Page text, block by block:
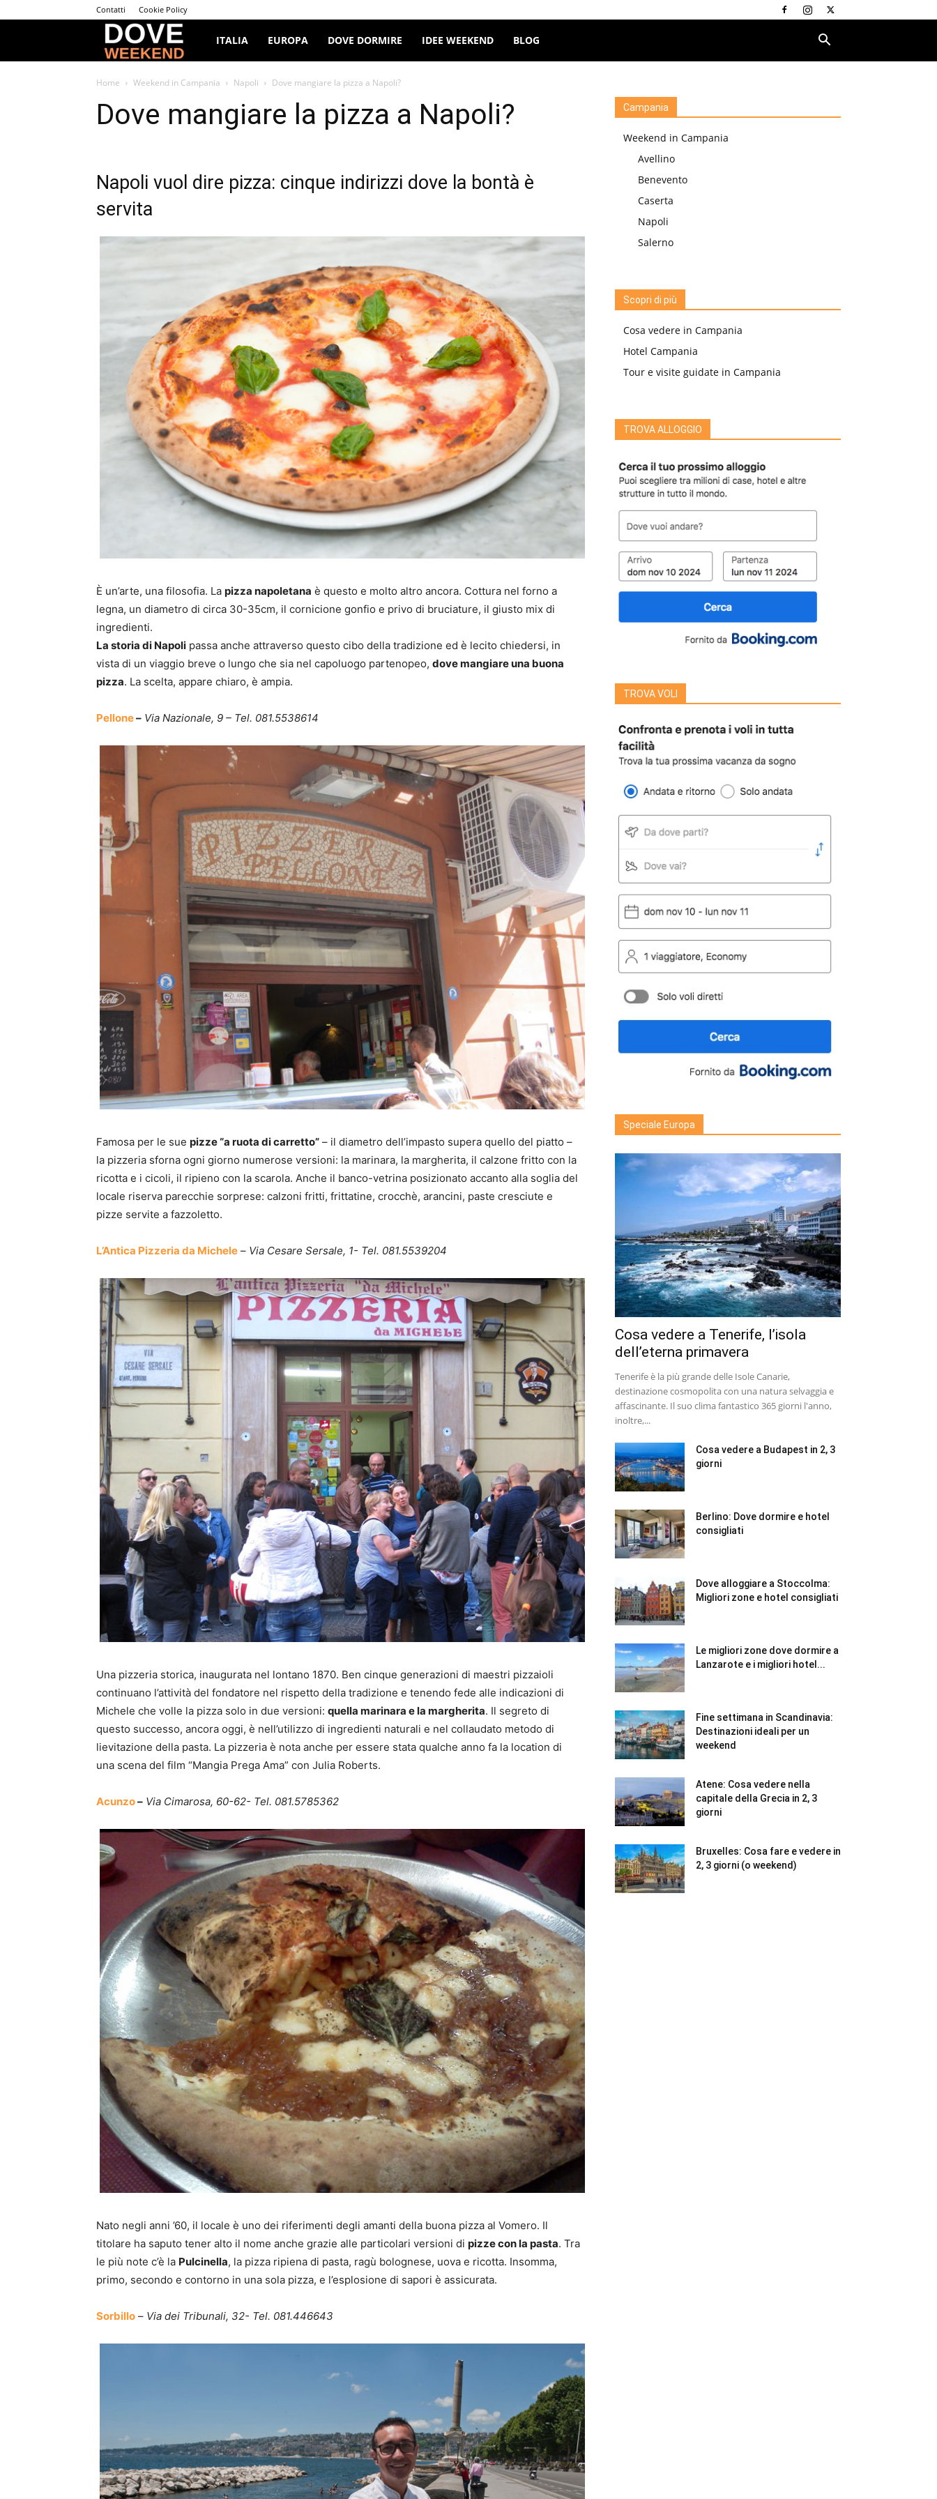
Contatti Cookie Policy
Dove
Weekend
ITALIA EUROPA DOVE DORMIRE IDEE WEEKEND BLOG
Home Weekend in Campania Napoli Dove mangiare la pizza a Napoli?
Dove mangiare la pizza a Napoli?
Napoli vuol dire pizza: cinque indirizzi dove la bontà è
servita
È un’arte, una filosofia. La pizza napoletana è questo e molto altro ancora. Cottura nel forno a
legna, un diametro di circa 30-35cm, il cornicione gonfio e privo di bruciature, il giusto mix di
ingredienti.
La storia di Napoli passa anche attraverso questo cibo della tradizione ed è lecito chiedersi, in
vista di un viaggio breve o lungo che sia nel capoluogo partenopeo, dove mangiare una buona
pizza. La scelta, appare chiaro, è ampia.
Pellone– Via Nazionale, 9 – Tel. 081.5538614
Famosa per le sue pizze “a ruota di carretto” – il diametro dell’impasto supera quello del piatto –
la pizzeria sforna ogni giorno numerose versioni: la marinara, la margherita, il calzone fritto con la
ricotta e i cicoli, il ripieno con la scarola. Anche il banco-vetrina posizionato accanto alla soglia del
locale riserva parecchie sorprese: calzoni fritti, frittatine, crocchè, arancini, paste cresciute e
pizze servite a fazzoletto.
L’Antica Pizzeria da Michele – Via Cesare Sersale, 1- Tel. 081.5539204
Una pizzeria storica, inaugurata nel lontano 1870. Ben cinque generazioni di maestri pizzaioli
continuano l’attività del fondatore nel rispetto della tradizione e tenendo fede alle indicazioni di
Michele che volle la pizza solo in due versioni: quella marinara e la margherita. Il segreto di
questo successo, ancora oggi, è nell’utilizzo di ingredienti naturali e nel collaudato metodo di
lievitazione della pasta. La pizzeria è nota anche per essere stata qualche anno fa la location di
una scena del film “Mangia Prega Ama” con Julia Roberts.
Acunzo– Via Cimarosa, 60-62- Tel. 081.5785362
Nato negli anni ’60, il locale è uno dei riferimenti degli amanti della buona pizza al Vomero. Il
titolare ha saputo tener alto il nome anche grazie alle particolari versioni di pizze con la pasta. Tra
le più note c’è la Pulcinella, la pizza ripiena di pasta, ragù bolognese, uova e ricotta. Insomma,
primo, secondo e contorno in una sola pizza, e l’esplosione di sapori è assicurata.
Sorbillo – Via dei Tribunali, 32- Tel. 081.446643
Campania
Weekend in Campania
Avellino
Benevento
Caserta
Napoli
Salerno
Scopri di più
Cosa vedere in Campania
Hotel Campania
Tour e visite guidate in Campania
TROVA ALLOGGIO
TROVA VOLI
Speciale Europa
Cosa vedere a Tenerife, l’isola
dell’eterna primavera
Tenerife è la più grande delle Isole Canarie,
destinazione cosmopolita con una natura selvaggia e
affascinante. Il suo clima fantastico 365 giorni l'anno,
inoltre,...
Cosa vedere a Budapest in 2, 3
giorni
Berlino: Dove dormire e hotel
consigliati
Dove alloggiare a Stoccolma:
Migliori zone e hotel consigliati
Le migliori zone dove dormire a
Lanzarote e i migliori hotel...
Fine settimana in Scandinavia:
Destinazioni ideali per un
weekend
Atene: Cosa vedere nella
capitale della Grecia in 2, 3
giorni
Bruxelles: Cosa fare e vedere in
2, 3 giorni (o weekend)